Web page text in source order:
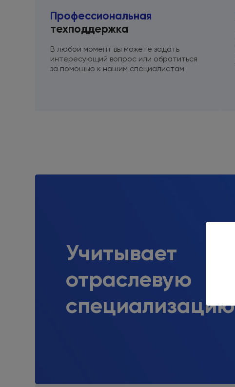
Профессиональная
техподдержка
В любой момент вы можете задать
интересующий вопрос или обратиться
за помощью к нашим специалистам
Учитывает
отраслевую
специализацию